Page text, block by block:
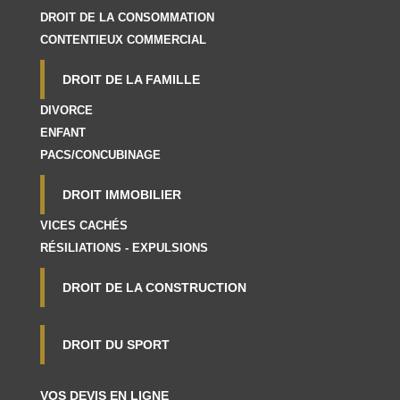
DROIT DE LA CONSOMMATION
CONTENTIEUX COMMERCIAL
DROIT DE LA FAMILLE
DIVORCE
ENFANT
PACS/CONCUBINAGE
DROIT IMMOBILIER
VICES CACHÉS
RÉSILIATIONS - EXPULSIONS
DROIT DE LA CONSTRUCTION
DROIT DU SPORT
VOS DEVIS EN LIGNE